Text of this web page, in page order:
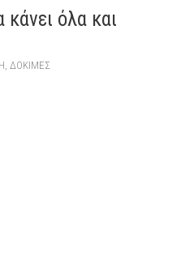
όλα και
ΔΟΚΙΜΕΣ